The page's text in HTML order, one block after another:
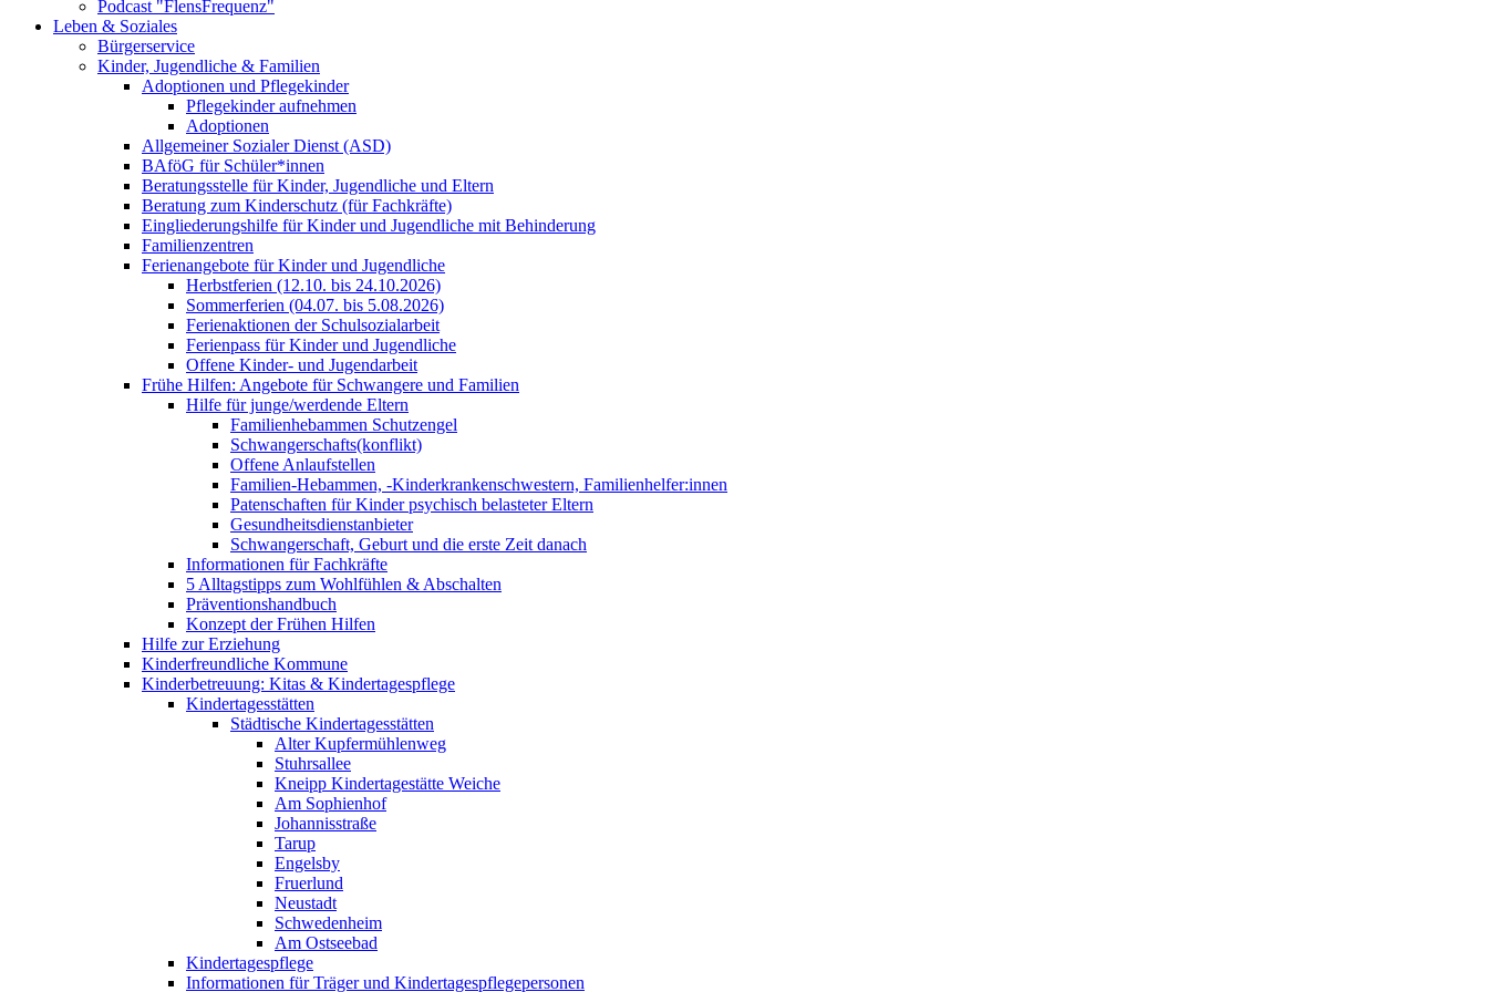
Podcast "FlensFrequenz"
Leben & Soziales
Bürgerservice
Kinder, Jugendliche & Familien
Adoptionen und Pflegekinder
Pflegekinder aufnehmen
Adoptionen
Allgemeiner Sozialer Dienst (ASD)
BAföG für Schüler*innen
Beratungsstelle für Kinder, Jugendliche und Eltern
Beratung zum Kinderschutz (für Fachkräfte)
Eingliederungshilfe für Kinder und Jugendliche mit Behinderung
Familienzentren
Ferienangebote für Kinder und Jugendliche
Herbstferien (12.10. bis 24.10.2026)
Sommerferien (04.07. bis 5.08.2026)
Ferienaktionen der Schulsozialarbeit
Ferienpass für Kinder und Jugendliche
Offene Kinder- und Jugendarbeit
Frühe Hilfen: Angebote für Schwangere und Familien
Hilfe für junge/werdende Eltern
Familienhebammen Schutzengel
Schwangerschafts(konflikt)
Offene Anlaufstellen
Familien-Hebammen, -Kinderkrankenschwestern, Familienhelfer:innen
Patenschaften für Kinder psychisch belasteter Eltern
Gesundheitsdienstanbieter
Schwangerschaft, Geburt und die erste Zeit danach
Informationen für Fachkräfte
5 Alltagstipps zum Wohlfühlen & Abschalten
Präventionshandbuch
Konzept der Frühen Hilfen
Hilfe zur Erziehung
Kinderfreundliche Kommune
Kinderbetreuung: Kitas & Kindertagespflege
Kindertagesstätten
Städtische Kindertagesstätten
Alter Kupfermühlenweg
Stuhrsallee
Kneipp Kindertagestätte Weiche
Am Sophienhof
Johannisstraße
Tarup
Engelsby
Fruerlund
Neustadt
Schwedenheim
Am Ostseebad
Kindertagespflege
Informationen für Träger und Kindertagespflegepersonen